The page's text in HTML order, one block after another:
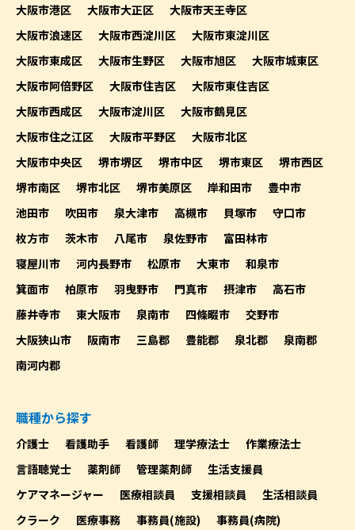
大阪市港区
大阪市大正区
大阪市天王寺区
大阪市浪速区
大阪市西淀川区
大阪市東淀川区
大阪市東成区
大阪市生野区 大阪市旭区
大阪市城東区
大阪市阿倍野区
大阪市住吉区
大阪市東住吉区
大阪市西成区
大阪市淀川区
大阪市鶴見区
大阪市住之江区
大阪市平野区
大阪市北区
大阪市中央区
堺市堺区 堺市中区 堺市東区
堺市西区
堺市南区
堺市北区 堺市美原区 岸和田市
豊中市
池田市
吹田市 泉大津市 高槻市 貝塚市
守口市
枚方市
茨木市 八尾市 泉佐野市
富田林市
寝屋川市
河内長野市 松原市 大東市
和泉市
箕面市
柏原市 羽曳野市 門真市 摂津市
高石市
藤井寺市
東大阪市 泉南市 四條畷市
交野市
大阪狭山市
阪南市 三島郡 豊能郡 泉北郡
泉南郡
南河内郡
職種から探す
介護士 看護助手 看護師 理学療法士
作業療法士
言語聴覚士
薬剤師 管理薬剤師
生活支援員
ケアマネージャー
医療相談員 支援相談員
生活相談員
クラーク
医療事務 事務員(施設)
事務員(病院)